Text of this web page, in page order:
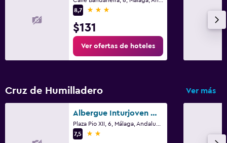
8,7
3 estrellas
$131
Ver ofertas de hoteles
Cruz de Humilladero Ver más
Albergue Inturjoven Malaga
7,5
2 estrellas